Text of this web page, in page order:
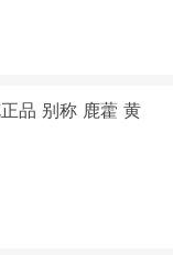
品 别称 鹿藿 黄